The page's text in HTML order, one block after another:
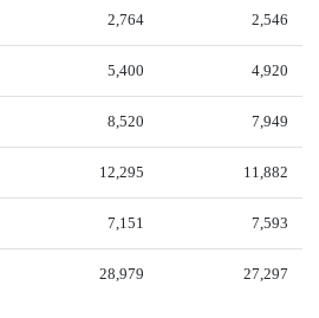
2,764 2,546
5,400 4,920
8,520 7,949
12,295 11,882
7,151 7,593
28,979 27,297